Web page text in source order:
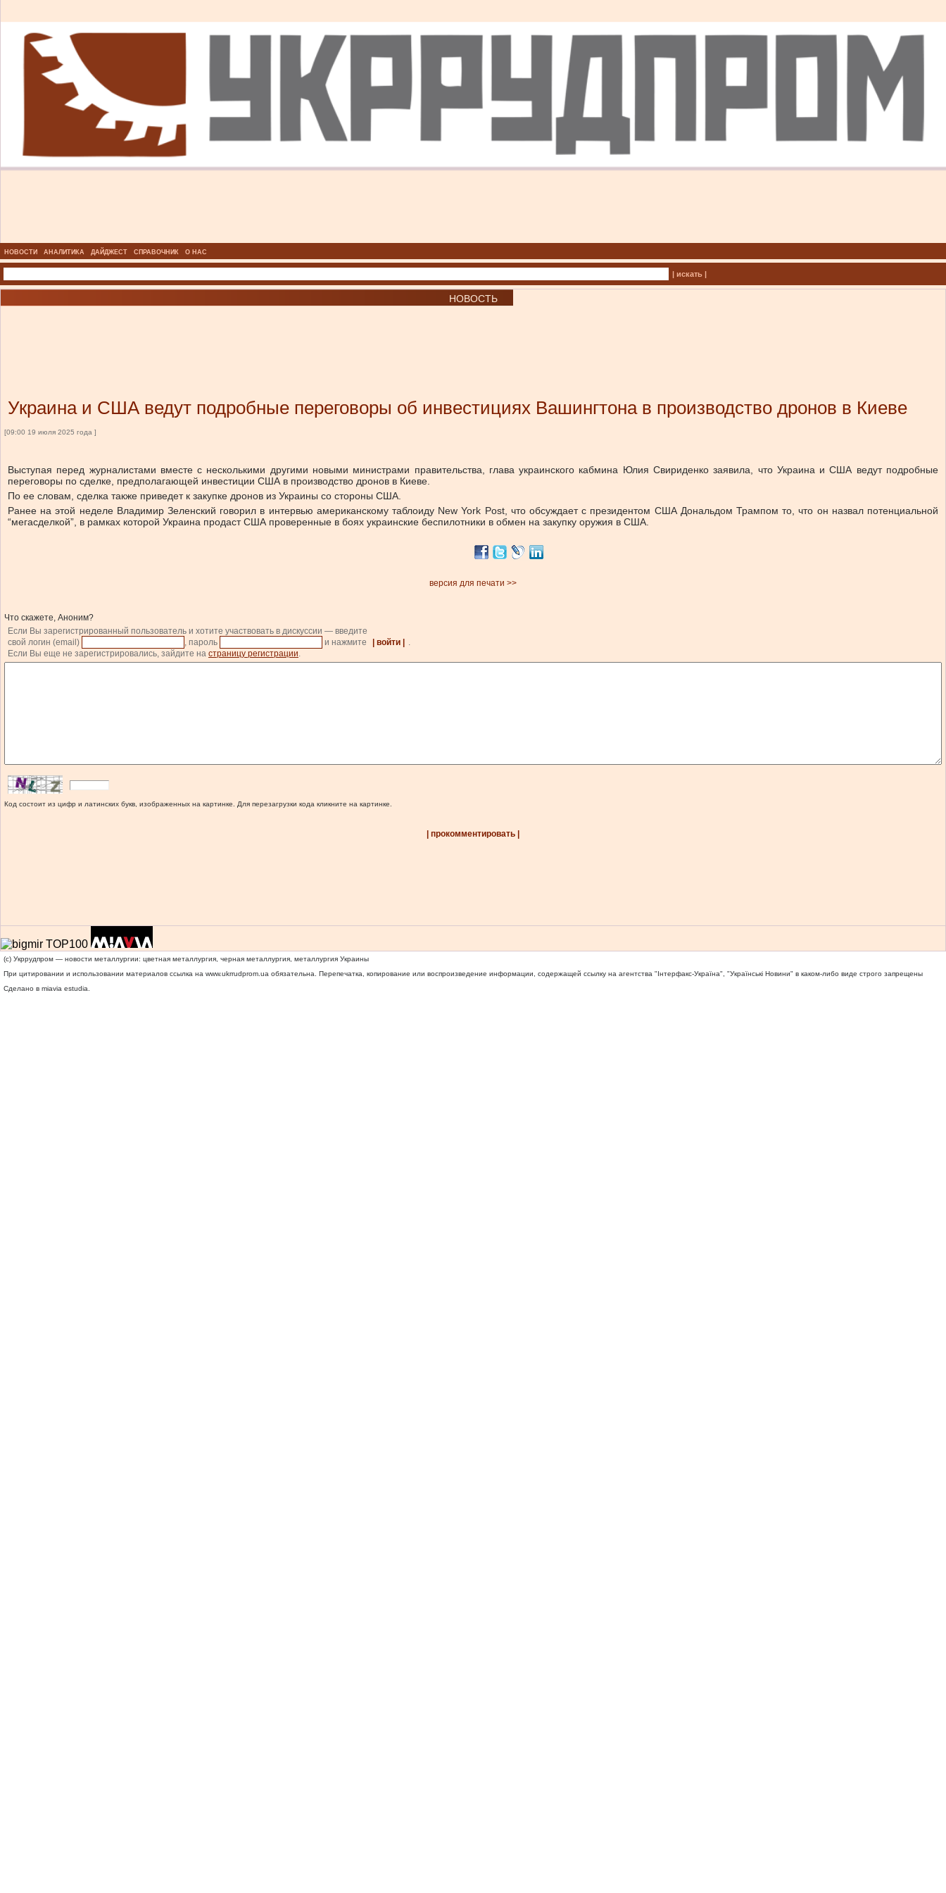
НОВОСТИ АНАЛИТИКА ДАЙДЖЕСТ СПРАВОЧНИК О НАС
| искать |
НОВОСТЬ
Украина и США ведут подробные переговоры об инвестициях Вашингтона в производство дронов в Киеве
[09:00 19 июля 2025 года ]
Выступая перед журналистами вместе с несколькими другими новыми министрами правительства, глава украинского кабмина Юлия Свириденко заявила, что Украина и США ведут подробные
переговоры по сделке, предполагающей инвестиции США в производство дронов в Киеве.
По ее словам, сделка также приведет к закупке дронов из Украины со стороны США.
Ранее на этой неделе Владимир Зеленский говорил в интервью американскому таблоиду New York Post, что обсуждает с президентом США Дональдом Трампом то, что он назвал потенциальной
“мегасделкой”, в рамках которой Украина продаст США проверенные в боях украинские беспилотники в обмен на закупку оружия в США.
версия для печати >>
Что скажете, Аноним?
Если Вы зарегистрированный пользователь и хотите участвовать в дискуссии — введите
свой логин (email)
, пароль и нажмите | войти |
.
Если Вы еще не зарегистрировались, зайдите на страницу регистрации.
Код состоит из цифр и латинских букв, изображенных на картинке. Для перезагрузки кода кликните на картинке.
| прокомментировать |
(c) Укррудпром — новости металлургии: цветная металлургия, черная металлургия, металлургия Украины
При цитировании и использовании материалов ссылка на www.ukrrudprom.ua обязательна. Перепечатка, копирование или воспроизведение информации, содержащей ссылку на агентства "Iнтерфакс-Україна", "Українськi Новини" в каком-либо виде строго запрещены
Сделано в miavia estudia.